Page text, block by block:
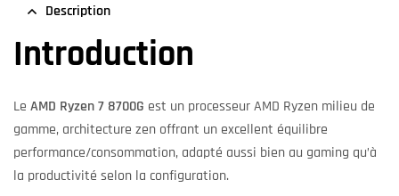
Description
Introduction
Le AMD Ryzen 7 8700G est un processeur AMD Ryzen milieu de
gamme, architecture zen offrant un excellent équilibre
performance/consommation, adapté aussi bien au gaming qu’à
la productivité selon la configuration.